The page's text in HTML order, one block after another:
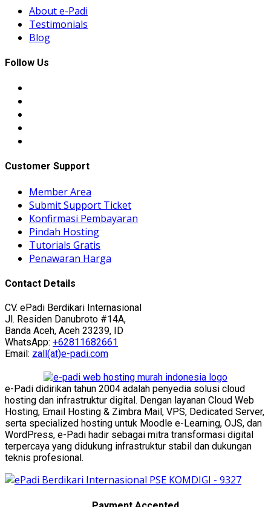
About e-Padi
Testimonials
Blog
Follow Us
Customer Support
Member Area
Submit Support Ticket
Konfirmasi Pembayaran
Pindah Hosting
Tutorials Gratis
Penawaran Harga
Contact Details
CV. ePadi Berdikari Internasional
Jl. Residen Danubroto #14A,
Banda Aceh, Aceh 23239, ID
WhatsApp: +62811682661
Email: zall(at)e-padi.com
e-Padi didirikan tahun 2004 adalah penyedia solusi cloud
hosting dan infrastruktur digital. Dengan layanan Cloud Web
Hosting, Email Hosting & Zimbra Mail, VPS, Dedicated Server,
serta specialized hosting untuk Moodle e-Learning, OJS, dan
WordPress, e-Padi hadir sebagai mitra transformasi digital
terpercaya yang didukung infrastruktur stabil dan dukungan
teknis profesional.